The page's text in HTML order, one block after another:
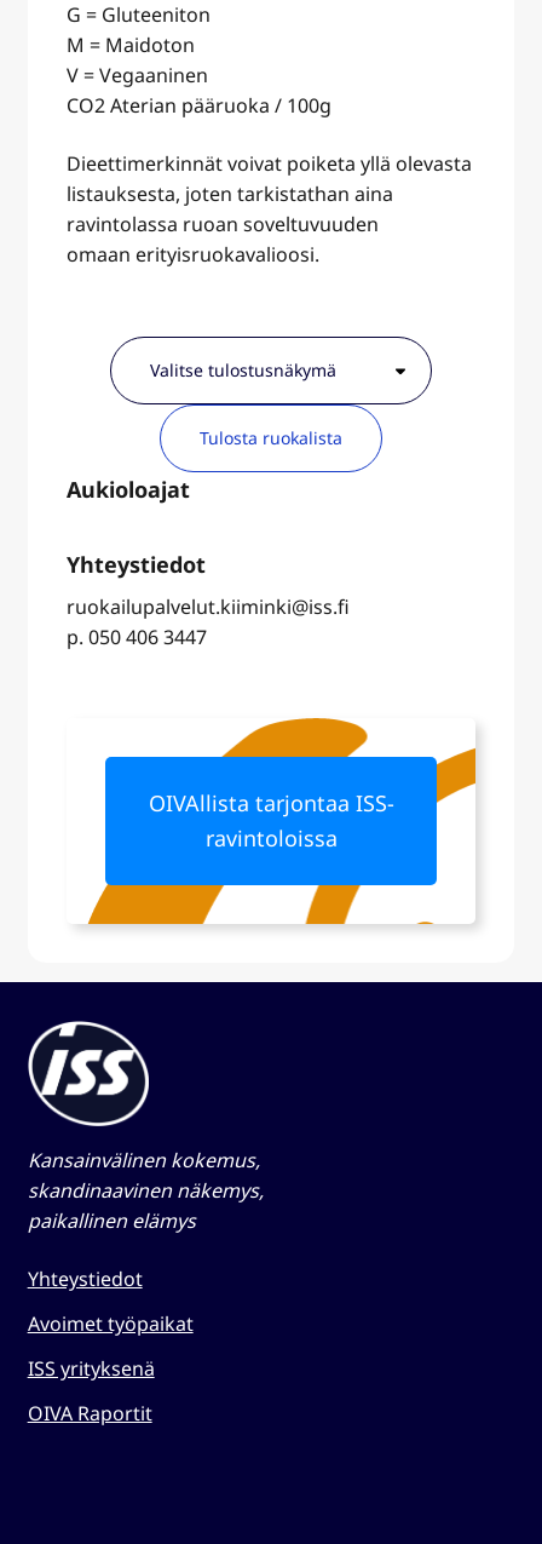
G = Gluteeniton
M = Maidoton
V = Vegaaninen
CO2 Aterian pääruoka / 100g
Dieettimerkinnät voivat poiketa yllä olevasta
listauksesta, joten tarkistathan aina
ravintolassa ruoan soveltuvuuden
omaan erityisruokavalioosi.
Tulosta ruokalista
ruokailupalvelut.kiiminki@iss.fi
p. 050 406 3447
OIVAllista tarjontaa ISS-
ravintoloissa
Kansainvälinen kokemus,
skandinaavinen näkemys,
paikallinen elämys​
Yhteystiedot
Avoimet työpaikat
ISS yrityksenä
OIVA Raportit